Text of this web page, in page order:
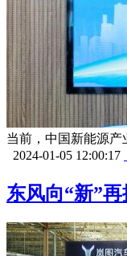
当前，中国新能源
2024-01-05 12:00:17
东风向“新”